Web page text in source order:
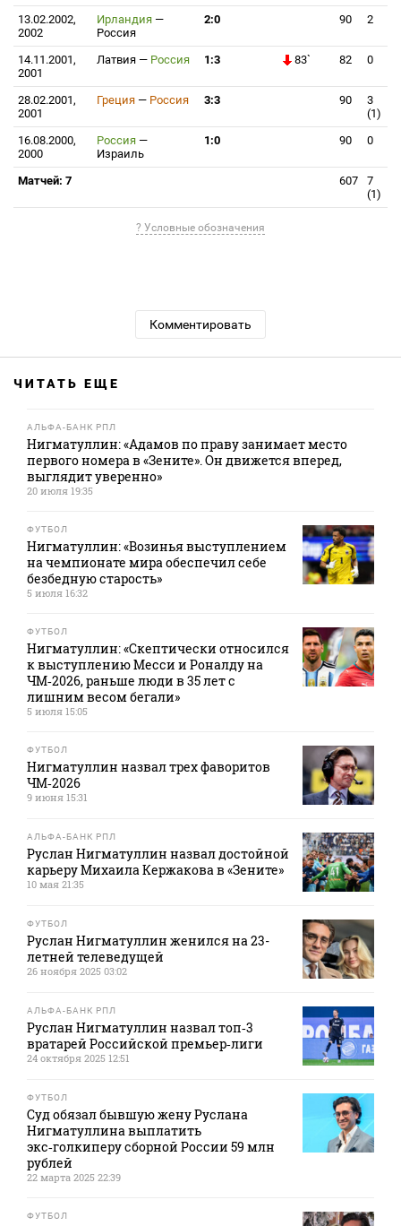
13.02.2002,
2002
Ирландия —
Россия
2:0 90 2
14.11.2001,
2001
Латвия — Россия 1:3 83` 82 0
28.02.2001,
2001
Греция — Россия 3:3 90
3
(1)
16.08.2000,
2000
Россия —
Израиль
1:0 90 0
Матчей: 7 607
7
(1)
? Условные обозначения
Комментировать
ЧИТАТЬ ЕЩЕ
АЛЬФА-БАНК РПЛ
Нигматуллин: «Адамов по праву занимает место
первого номера в «Зените». Он движется вперед,
выглядит уверенно»
20 июля 19:35
ФУТБОЛ
Нигматуллин: «Возинья выступлением
на чемпионате мира обеспечил себе
безбедную старость»
5 июля 16:32
ФУТБОЛ
Нигматуллин: «Скептически относился
к выступлению Месси и Роналду на
ЧМ‑2026, раньше люди в 35 лет с
лишним весом бегали»
5 июля 15:05
ФУТБОЛ
Нигматуллин назвал трех фаворитов
ЧМ‑2026
9 июня 15:31
АЛЬФА-БАНК РПЛ
Руслан Нигматуллин назвал достойной
карьеру Михаила Кержакова в «Зените»
10 мая 21:35
ФУТБОЛ
Руслан Нигматуллин женился на 23-
летней телеведущей
26 ноября 2025 03:02
АЛЬФА-БАНК РПЛ
Руслан Нигматуллин назвал топ‑3
вратарей Российской премьер‑лиги
24 октября 2025 12:51
ФУТБОЛ
Суд обязал бывшую жену Руслана
Нигматуллина выплатить
экс‑голкиперу сборной России 59 млн
рублей
22 марта 2025 22:39
ФУТБОЛ